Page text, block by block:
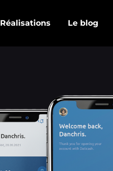
Réalisations Le blog